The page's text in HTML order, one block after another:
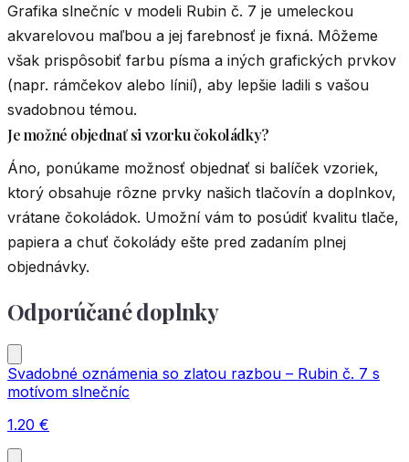
Grafika slnečníc v modeli Rubin č. 7 je umeleckou
akvarelovou maľbou a jej farebnosť je fixná. Môžeme
však prispôsobiť farbu písma a iných grafických prvkov
(napr. rámčekov alebo línií), aby lepšie ladili s vašou
svadobnou témou.
Je možné objednať si vzorku čokoládky?
Áno, ponúkame možnosť objednať si balíček vzoriek,
ktorý obsahuje rôzne prvky našich tlačovín a doplnkov,
vrátane čokoládok. Umožní vám to posúdiť kvalitu tlače,
papiera a chuť čokolády ešte pred zadaním plnej
objednávky.
Odporúčané doplnky
Svadobné oznámenia so zlatou razbou – Rubin č. 7 s
motívom slnečníc
1.20 €